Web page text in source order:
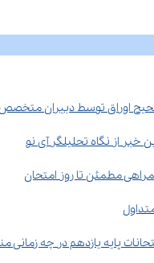
اوراق توسط دبیران متخصص
خبر از نگاه تحلیلگر آی نو
مطمئن تا روز امتحان
پایه یازدهم در چه زمانی